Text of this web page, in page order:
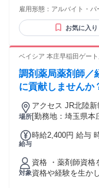
給2,200円×8時間×
大歓迎で
雇用形態： アルバイト・パ
お気に入り
ベイシア 本庄早稲田ゲー
調剤薬局薬剤師／
に貢献しませんか
場所
アクセス JR北陸
[勤務地：埼玉県本
給与
時給2,400円 給与 時給 2,400円 9:00
剤師 25,000円/月
対象
資格 ・薬剤師資格をお持ちの方 ■こ
資格や経験を生か